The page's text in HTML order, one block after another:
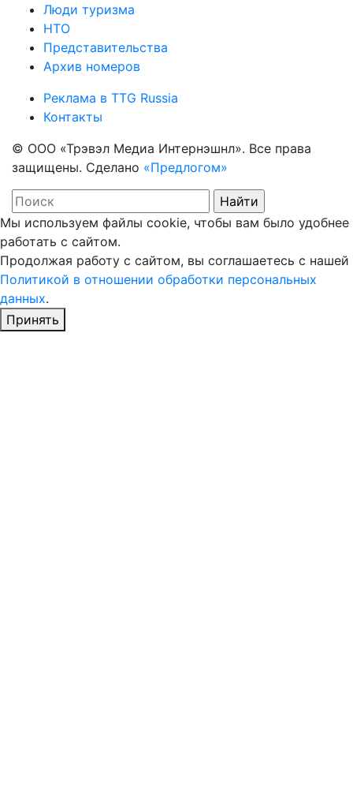
Люди туризма
НТО
Представительства
Архив номеров
Реклама в TTG Russia
Контакты
© ООО «Трэвэл Медиа Интернэшнл». Все права
защищены. Сделано «Предлогом»
Мы используем файлы cookie, чтобы вам было удобнее
работать с сайтом.
Продолжая работу с сайтом, вы соглашаетесь с нашей
Политикой в отношении обработки персональных
данных.
Принять